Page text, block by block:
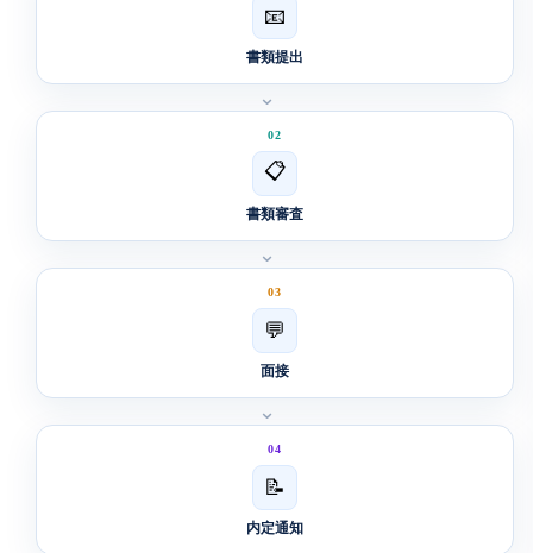
📧
書類提出
⌄
02
📋
書類審査
⌄
03
💬
面接
⌄
04
📝
内定通知